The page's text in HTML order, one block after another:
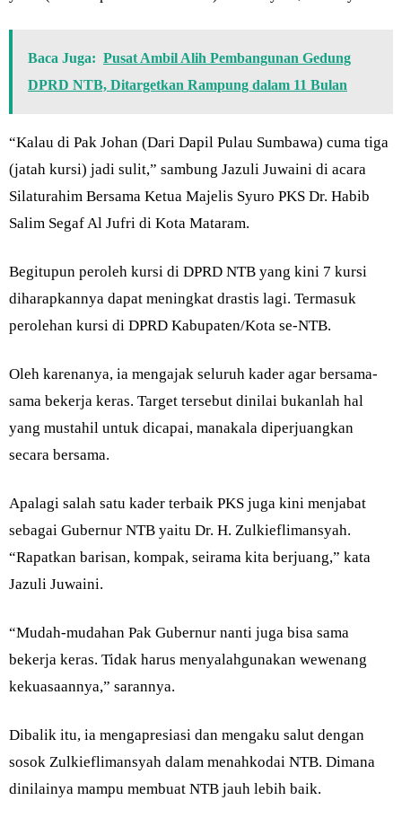
Baca Juga: Pusat Ambil Alih Pembangunan Gedung
DPRD NTB, Ditargetkan Rampung dalam 11 Bulan
“Kalau di Pak Johan (Dari Dapil Pulau Sumbawa) cuma tiga
(jatah kursi) jadi sulit,” sambung Jazuli Juwaini di acara
Silaturahim Bersama Ketua Majelis Syuro PKS Dr. Habib
Salim Segaf Al Jufri di Kota Mataram.
Begitupun peroleh kursi di DPRD NTB yang kini 7 kursi
diharapkannya dapat meningkat drastis lagi. Termasuk
perolehan kursi di DPRD Kabupaten/Kota se-NTB.
Oleh karenanya, ia mengajak seluruh kader agar bersama-
sama bekerja keras. Target tersebut dinilai bukanlah hal
yang mustahil untuk dicapai, manakala diperjuangkan
secara bersama.
Apalagi salah satu kader terbaik PKS juga kini menjabat
sebagai Gubernur NTB yaitu Dr. H. Zulkieflimansyah.
“Rapatkan barisan, kompak, seirama kita berjuang,” kata
Jazuli Juwaini.
“Mudah-mudahan Pak Gubernur nanti juga bisa sama
bekerja keras. Tidak harus menyalahgunakan wewenang
kekuasaannya,” sarannya.
Dibalik itu, ia mengapresiasi dan mengaku salut dengan
sosok Zulkieflimansyah dalam menahkodai NTB. Dimana
dinilainya mampu membuat NTB jauh lebih baik.